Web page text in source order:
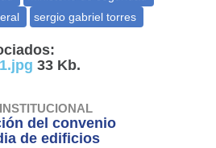
33 Kb.
INSTITUCIONAL
del convenio
de edificios